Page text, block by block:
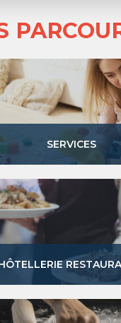
SERVICES